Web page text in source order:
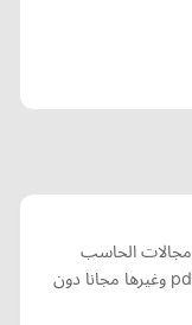
الحاسب
والإكترونيات ... كما يمكن تحميل جميع كتب pdf وغيرها مجانا دون